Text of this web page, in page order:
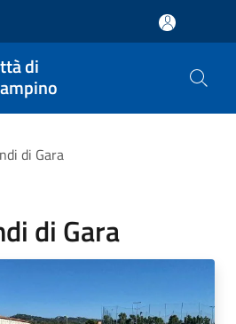
di
di Gara
di Gara